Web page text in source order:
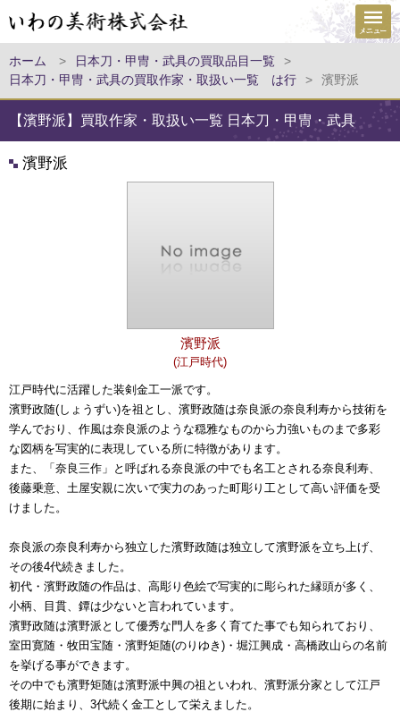
ホーム > 日本刀・甲冑・武具の買取品目一覧
>
日本刀・甲冑・武具の買取作家・取扱い一覧 は行
> 濱野派
【濱野派】買取作家・取扱い一覧 日本刀・甲冑・武具
濱野派
濱野派
(江戸時代)
江戸時代に活躍した装剣金工一派です。
濱野政随(しょうずい)を祖とし、濱野政随は奈良派の奈良利寿から技術を
学んでおり、作風は奈良派のような穏雅なものから力強いものまで多彩
な図柄を写実的に表現している所に特徴があります。
また、「奈良三作」と呼ばれる奈良派の中でも名工とされる奈良利寿、
後藤乗意、土屋安親に次いで実力のあった町彫り工として高い評価を受
けました。
奈良派の奈良利寿から独立した濱野政随は独立して濱野派を立ち上げ、
その後4代続きました。
初代・濱野政随の作品は、高彫り色絵で写実的に彫られた縁頭が多く、
小柄、目貫、鐔は少ないと言われています。
濱野政随は濱野派として優秀な門人を多く育てた事でも知られており、
室田寛随・牧田宝随・濱野矩随(のりゆき)・堀江興成・高橋政山らの名前
を挙げる事ができます。
その中でも濱野矩随は濱野派中興の祖といわれ、濱野派分家として江戸
後期に始まり、3代続く金工として栄えました。